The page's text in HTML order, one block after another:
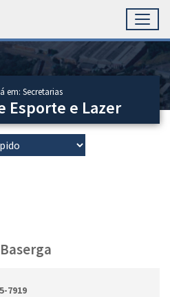
em: Secretarias
Esporte e Lazer
7919